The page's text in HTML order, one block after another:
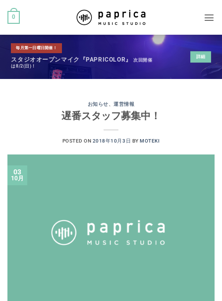
0
毎月第一日曜日開催！
スタジオオープンマイク『PAPRICOLOR』次回開催
は8/2(日)！
詳細
お知らせ 、運営情報
遅番スタッフ募集中！
POSTED ON 2018年10月3日 BYMOTEKI
03
10月